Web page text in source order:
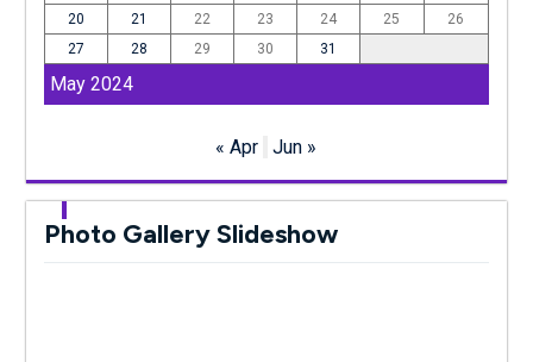
May 2024
20
21 22 23 24 25
26
27
28 29 30 31
« Apr Jun »
Photo Gallery Slideshow